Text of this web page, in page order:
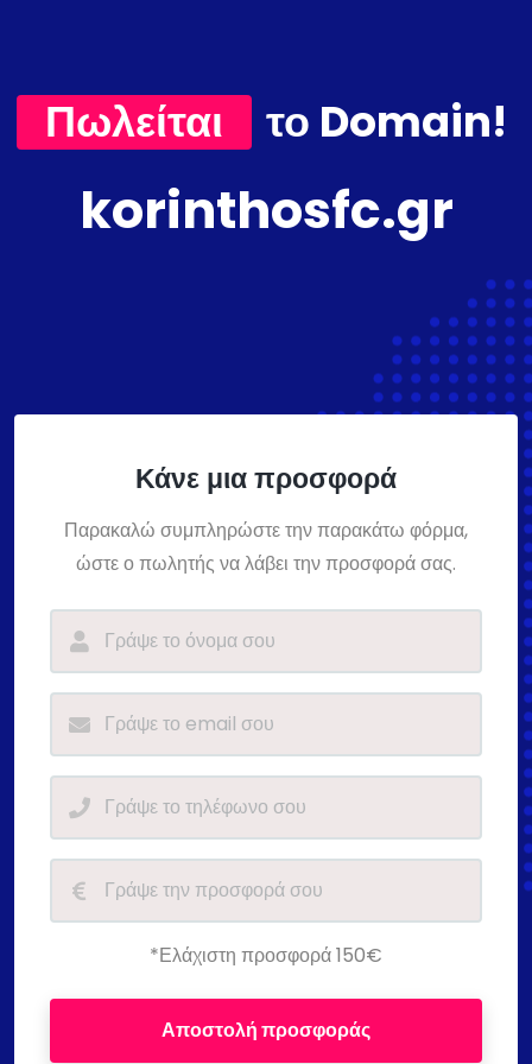
Πωλείται το Domain!
korinthosfc.gr
Κάνε μια προσφορά
Παρακαλώ συμπληρώστε την παρακάτω φόρμα,
ώστε ο πωλητής να λάβει την προσφορά σας.
*Ελάχιστη προσφορά 150€
Αποστολή προσφοράς